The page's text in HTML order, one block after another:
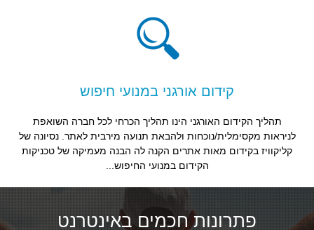
קידום אורגני במנועי חיפוש
תהליך הקידום האורגני הינו תהליך הכרחי לכל חברה השואפת
לניראות מקסימלית/נוכחות ולהבאת תנועה מירבית לאתר. נסיונה של
קליקוויז בקידום מאות אתרים הקנה לה הבנה מעמיקה של טכניקות
הקידום במנועי החיפוש...
פתרונות חכמים באינטרנט